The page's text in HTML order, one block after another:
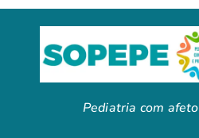
Pediatria com